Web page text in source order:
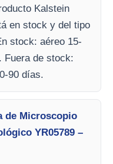
Kalstein
en stock y del tipo
stock: aéreo 15-
Fuera de stock:
90 días.
de Microscopio
YR05789 –